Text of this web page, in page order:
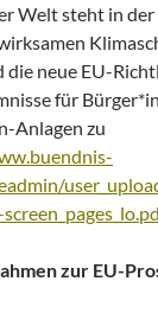
Welt steht in
die neue EU-
für
Anlagen zu
zur EU-